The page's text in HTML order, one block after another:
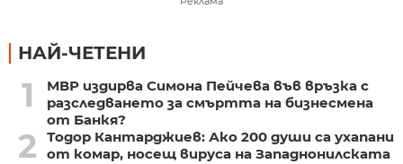
НАЙ-ЧЕТЕНИ
1
МВР издирва Симона Пейчева във връзка с
разследването за смъртта на бизнесмена
от Банкя?
2
Тодор Кантарджиев: Ако 200 души са ухапани
от комар, носещ вируса на Западнонилската